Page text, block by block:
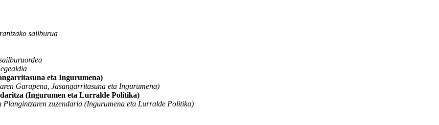
sailburua
eta Ingurumena)
Garapena, Jasangarritasuna eta Ingurumena)
(Ingurumen eta Lurralde Politika)
zuzendaria (Ingurumena eta Lurralde Politika)